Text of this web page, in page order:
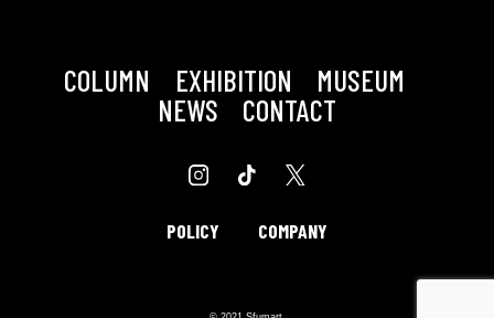
COLUMN EXHIBITION
MUSEUM
NEWS
CONTACT
POLICY COMPANY